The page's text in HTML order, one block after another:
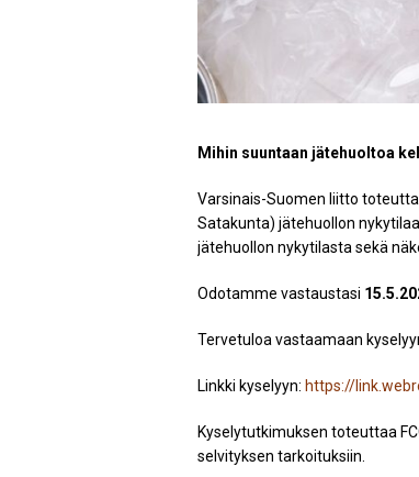
Mihin suuntaan jätehuoltoa
Varsinais-Suomen liitto
Satakunta) jätehuollon
jätehuollon nykytilasta sekä
Odotamme vastaustasi
Tervetuloa vastaamaan
Linkki kyselyyn: https://
Kyselytutkimuksen toteuttaa
selvityksen tarkoituksiin.